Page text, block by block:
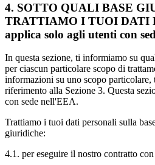
4. SOTTO QUALI BASE
TRATTIAMO I TUOI DATI
applica solo agli utenti con
In questa sezione, ti informiamo su
per ciascun particolare scopo di
informazioni su uno scopo particolare,
riferimento alla Sezione 3. Questa
con sede nell'EEA.
Trattiamo i tuoi dati personali sulla
giuridiche:
4.1. per eseguire il nostro contratto